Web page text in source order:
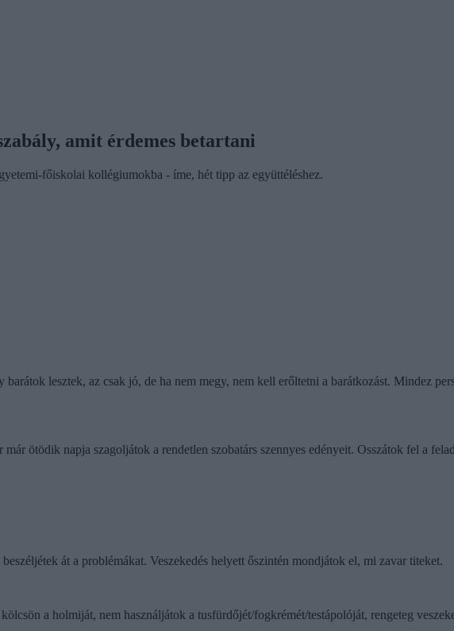
amit érdemes betartani
főiskolai kollégiumokba - íme, hét tipp az együttéléshez.
lesztek, az csak jó, de ha nem megy, nem kell erőltetni a barátkozást. Mindez
ötödik napja szagoljátok a rendetlen szobatárs szennyes edényeit. Osszátok fel a
át a problémákat. Veszekedés helyett őszintén mondjátok el, mi zavar titeket.
a holmiját, nem használjátok a tusfürdőjét/fogkrémét/testápolóját, rengeteg